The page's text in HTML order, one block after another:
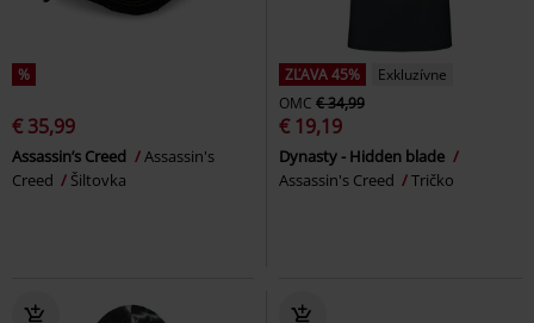
%
€ 35,99
Assassin’s Creed
Assassin's
Creed
Šiltovka
ZĽAVA 45%
Exkluzívne
OMC € 34,99
€ 19,19
Dynasty - Hidden blade
Assassin's Creed
Tričko